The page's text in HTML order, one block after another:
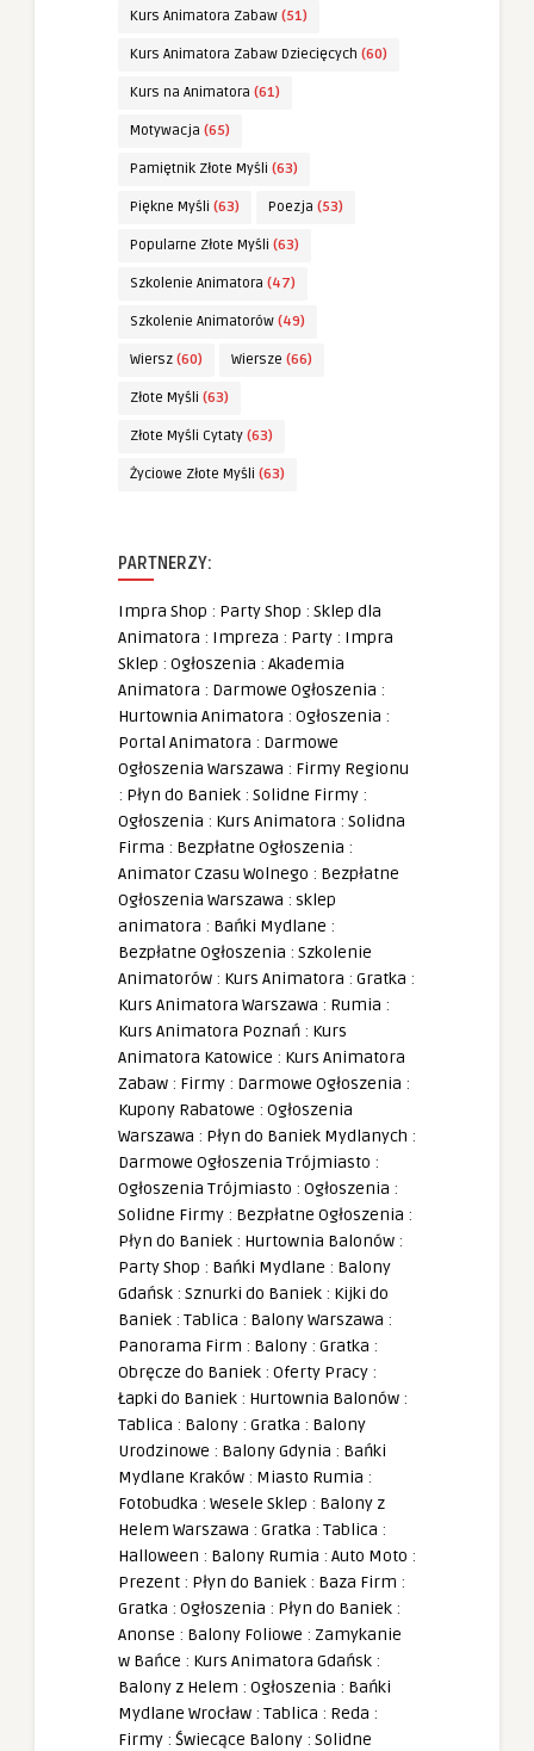
Kurs Animatora Zabaw (51)
Kurs Animatora Zabaw Dziecięcych (60)
Kurs na Animatora (61)
Motywacja (65)
Pamiętnik Złote Myśli (63)
Piękne Myśli (63) Poezja (53)
Popularne Złote Myśli (63)
Szkolenie Animatora (47)
Szkolenie Animatorów (49)
Wiersz (60) Wiersze (66)
Złote Myśli (63)
Złote Myśli Cytaty (63)
Życiowe Złote Myśli (63)
PARTNERZY:
Impra Shop : Party Shop : Sklep dla
Animatora : Impreza : Party : Impra
Sklep : Ogłoszenia : Akademia
Animatora : Darmowe Ogłoszenia :
Hurtownia Animatora : Ogłoszenia :
Portal Animatora : Darmowe
Ogłoszenia Warszawa : Firmy Regionu
: Płyn do Baniek : Solidne Firmy :
Ogłoszenia : Kurs Animatora : Solidna
Firma : Bezpłatne Ogłoszenia :
Animator Czasu Wolnego : Bezpłatne
Ogłoszenia Warszawa : sklep
animatora : Bańki Mydlane :
Bezpłatne Ogłoszenia : Szkolenie
Animatorów : Kurs Animatora : Gratka :
Kurs Animatora Warszawa : Rumia :
Kurs Animatora Poznań : Kurs
Animatora Katowice : Kurs Animatora
Zabaw : Firmy : Darmowe Ogłoszenia :
Kupony Rabatowe : Ogłoszenia
Warszawa : Płyn do Baniek Mydlanych :
Darmowe Ogłoszenia Trójmiasto :
Ogłoszenia Trójmiasto : Ogłoszenia :
Solidne Firmy : Bezpłatne Ogłoszenia :
Płyn do Baniek : Hurtownia Balonów :
Party Shop : Bańki Mydlane : Balony
Gdańsk : Sznurki do Baniek : Kijki do
Baniek : Tablica : Balony Warszawa :
Panorama Firm : Balony : Gratka :
Obręcze do Baniek : Oferty Pracy :
Łapki do Baniek : Hurtownia Balonów :
Tablica : Balony : Gratka : Balony
Urodzinowe : Balony Gdynia : Bańki
Mydlane Kraków : Miasto Rumia :
Fotobudka : Wesele Sklep : Balony z
Helem Warszawa : Gratka : Tablica :
Halloween : Balony Rumia : Auto Moto :
Prezent : Płyn do Baniek : Baza Firm :
Gratka : Ogłoszenia : Płyn do Baniek :
Anonse : Balony Foliowe : Zamykanie
w Bańce : Kurs Animatora Gdańsk :
Balony z Helem : Ogłoszenia : Bańki
Mydlane Wrocław : Tablica : Reda :
Firmy : Świecące Balony : Solidne